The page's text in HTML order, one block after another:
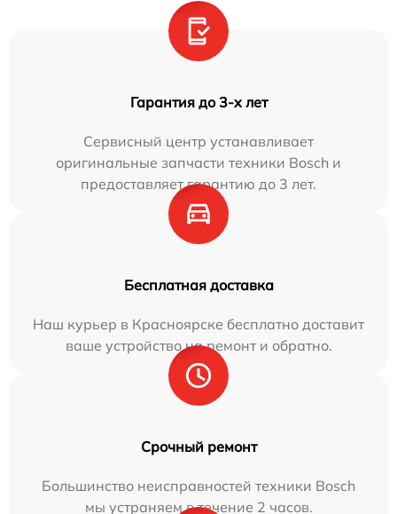
Гарантия до 3-х лет
Сервисный центр устанавливает
оригинальные запчасти техники Bosch и
предоставляет гарантию до 3 лет.
Бесплатная доставка
Наш курьер в Красноярске бесплатно доставит
ваше устройство на ремонт и обратно.
Срочный ремонт
Большинство неисправностей техники Bosch
мы устраняем в течение 2 часов.